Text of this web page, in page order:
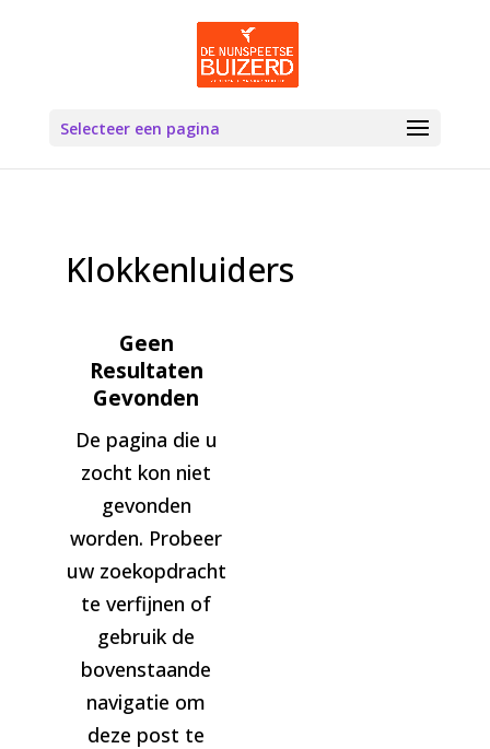
Selecteer een pagina
Klokkenluiders
Geen
Resultaten
Gevonden
De pagina die u
zocht kon niet
gevonden
worden. Probeer
uw zoekopdracht
te verfijnen of
gebruik de
bovenstaande
navigatie om
deze post te